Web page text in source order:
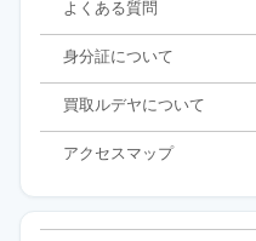
よくある質問
身分証について
買取ルデヤについて
アクセスマップ